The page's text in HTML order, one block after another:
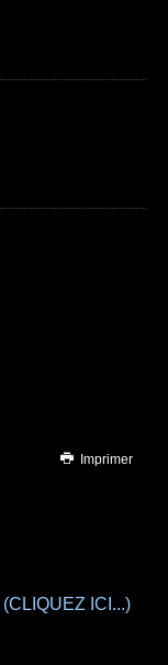
Imprimer
(CLIQUEZ ICI...)